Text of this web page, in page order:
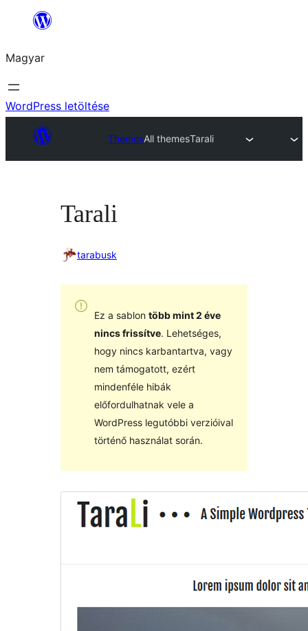
Ugrás
tartalomhoz
Magyar
WordPress letöltése
ThemesAll themesTarali
Tarali
tarabusk
Ez a sablon több mint 2 éve
nincs frissítve. Lehetséges,
hogy nincs karbantartva, vagy
nem támogatott, ezért
mindenféle hibák
előfordulhatnak vele a
WordPress legutóbbi verzióival
történő használat során.